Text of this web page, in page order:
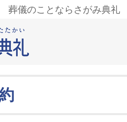
葬儀のことならさがみ典礼